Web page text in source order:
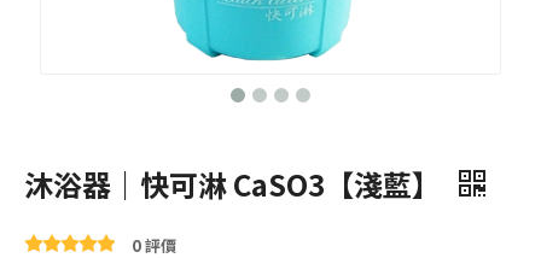
沐浴器｜快可淋 CaSO3【淺藍】
0 評價